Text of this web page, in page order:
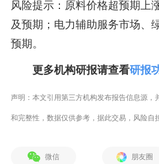
风险提示：原料价格超预期上
及预期；电力辅助服务市场、
预期。
更多机构研报请查看研报
声明：本文引用第三方机构发布报告信息源，
和完整性，数据仅供参考，据此交易，风险自
微信 朋友圈